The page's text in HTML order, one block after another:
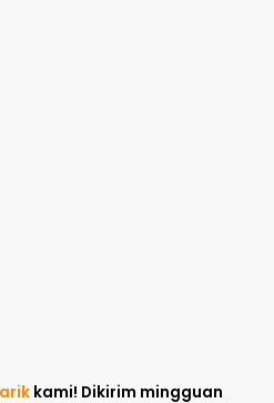
kami! Dikirim mingguan